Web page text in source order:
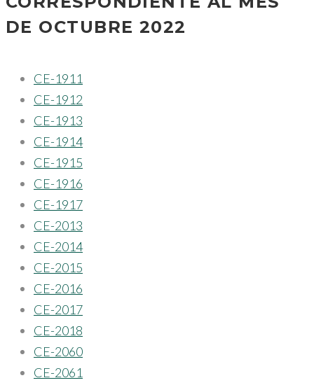
DE OCTUBRE 2022
CE-1911
CE-1912
CE-1913
CE-1914
CE-1915
CE-1916
CE-1917
CE-2013
CE-2014
CE-2015
CE-2016
CE-2017
CE-2018
CE-2060
CE-2061